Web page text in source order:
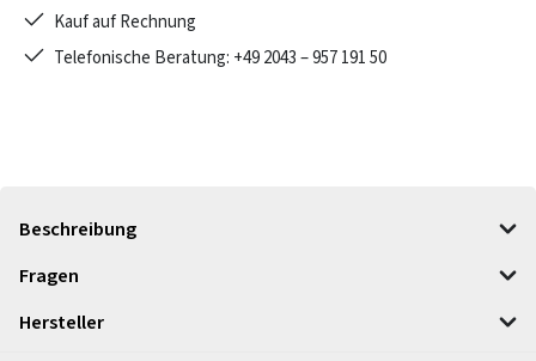
Kauf auf Rechnung
Telefonische Beratung: +49 2043 – 957 191 50
Beschreibung
Fragen
Hersteller